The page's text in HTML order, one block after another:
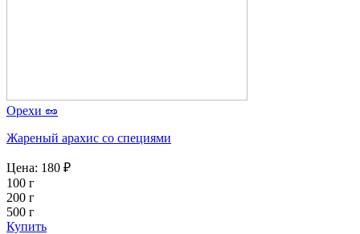
Орехи 🥜
Жареный арахис со специями
Цена: 180 ₽
100 г
200 г
500 г
Купить